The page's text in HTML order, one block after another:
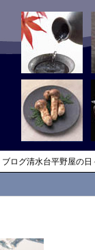
ブログ清水台平野屋の日